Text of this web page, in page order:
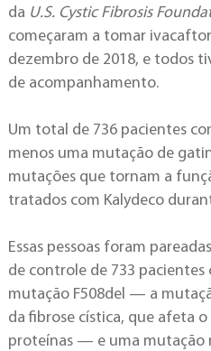
da U.S. Cystic Fibrosis
começaram a tomar
dezembro de 2018, e todos
de acompanhamento.
Um total de 736 pacientes
menos uma mutação de
mutações que tornam a
tratados com Kalydeco
Essas pessoas foram
de controle de 733 pacientes
mutação F508del — a
da fibrose cística, que afeta
proteínas — e uma mutação